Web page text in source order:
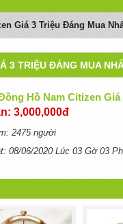
Giá 3 Triệu Đáng Mua
3 TRIỆU ĐÁNG MUA
Hồ Nam Citizen
3,000,000đ
2475 người
08/06/2020 Lúc 03 Gờ 03